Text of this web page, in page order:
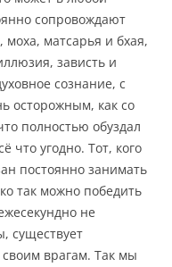
сопровождают
моха, матсарья и бхая,
зависть и
сознание, с
осторожным, как со
полностью обуздал
что угодно. Тот, кого
постоянно занимать
так можно победить
не
существует
своим врагам. Так мы